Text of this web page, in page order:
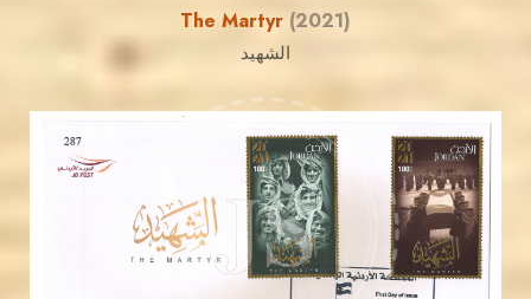
The Martyr (2021)
الشهيد
JS
JORDANSTAMPS.COM